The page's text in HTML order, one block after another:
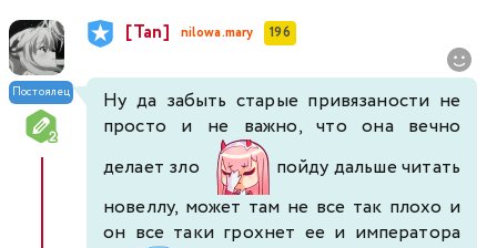
Постоялец
[Tan] nilowa.mary 196
Ну да забыть старые привязаности не
просто и не важно, что она вечно
делает зло
пойду дальше читать
новеллу, может там не все так плохо и
он все таки грохнет ее и императора